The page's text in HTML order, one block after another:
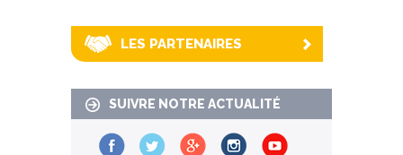
LES PARTENAIRES
SUIVRE NOTRE ACTUALITÉ